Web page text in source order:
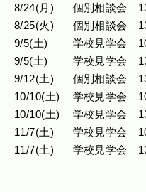
8/24(月) 個別相談会
8/25(火) 個別相談会
9/5(土) 学校見学会
9/5(土) 学校見学会
9/12(土) 個別相談会
10/10(土) 学校見学会
10/10(土) 学校見学会
11/7(土) 学校見学会
11/7(土) 学校見学会